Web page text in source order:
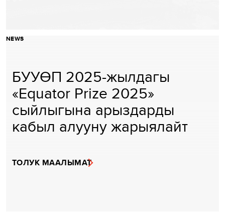
NEWS
БУУӨП 2025-жылдагы
«Equator Prize 2025»
сыйлыгына арыздарды
кабыл алууну жарыялайт
ТОЛУК МААЛЫМАТ